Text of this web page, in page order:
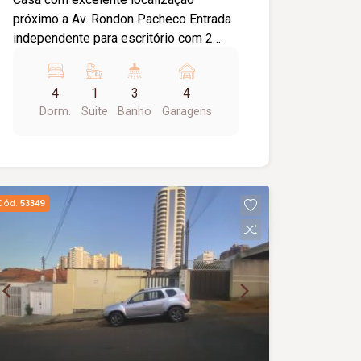
próximo a Av. Rondon Pacheco Entrada
independente para escritório com 2
quartos sendo 1 suíte máster com
banheira. Piscina Espaço gourmet com
churrasqueira Terreno grande, com
4
Dorm.
1
Suite
3
Banho
4
Garagens
53349